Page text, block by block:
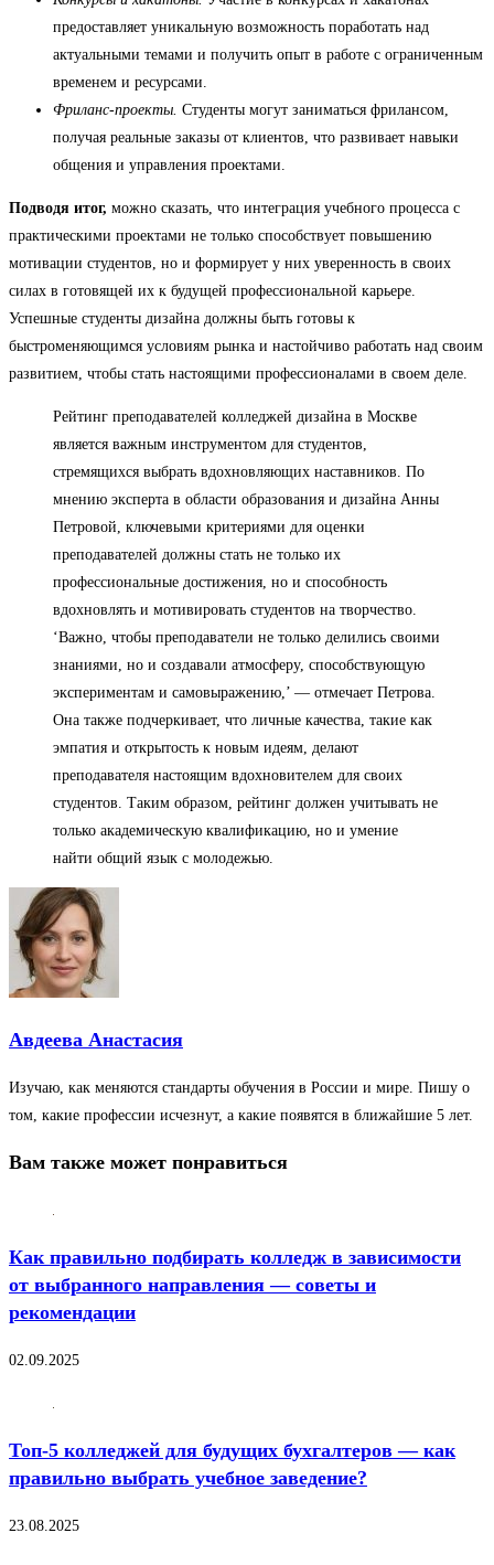
предоставляет уникальную возможность поработать над
актуальными темами и получить опыт в работе с ограниченным
временем и ресурсами.
Фриланс-проекты. Студенты могут заниматься фрилансом,
получая реальные заказы от клиентов, что развивает навыки
общения и управления проектами.
Подводя итог, можно сказать, что интеграция учебного процесса с
практическими проектами не только способствует повышению
мотивации студентов, но и формирует у них уверенность в своих
силах в готовящей их к будущей профессиональной карьере.
Успешные студенты дизайна должны быть готовы к
быстроменяющимся условиям рынка и настойчиво работать над своим
развитием, чтобы стать настоящими профессионалами в своем деле.
Рейтинг преподавателей колледжей дизайна в Москве
является важным инструментом для студентов,
стремящихся выбрать вдохновляющих наставников. По
мнению эксперта в области образования и дизайна Анны
Петровой, ключевыми критериями для оценки
преподавателей должны стать не только их
профессиональные достижения, но и способность
вдохновлять и мотивировать студентов на творчество.
‘Важно, чтобы преподаватели не только делились своими
знаниями, но и создавали атмосферу, способствующую
экспериментам и самовыражению,’ — отмечает Петрова.
Она также подчеркивает, что личные качества, такие как
эмпатия и открытость к новым идеям, делают
преподавателя настоящим вдохновителем для своих
студентов. Таким образом, рейтинг должен учитывать не
только академическую квалификацию, но и умение
найти общий язык с молодежью.
Авдеева Анастасия
Изучаю, как меняются стандарты обучения в России и мире. Пишу о
том, какие профессии исчезнут, а какие появятся в ближайшие 5 лет.
Вам также может понравиться
Как правильно подбирать колледж в зависимости
от выбранного направления — советы и
рекомендации
02.09.2025
Топ-5 колледжей для будущих бухгалтеров — как
правильно выбрать учебное заведение?
23.08.2025